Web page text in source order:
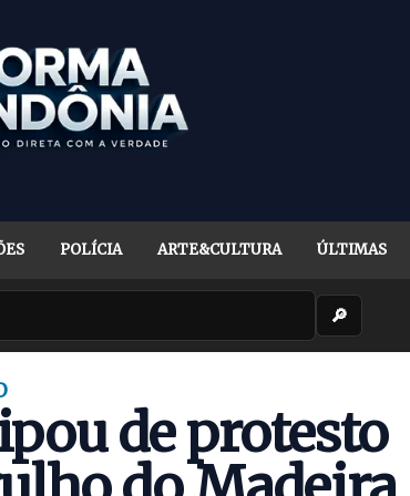
POLÍCIA ARTE&CULTURA ÚLTIMAS
🔎
de protesto